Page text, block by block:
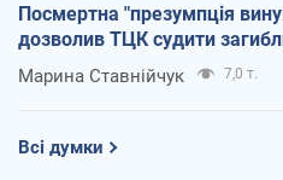
Посмертна "презумпція
дозволив ТЦК судити
Марина Ставнійчук 7,0 т.
Всі думки